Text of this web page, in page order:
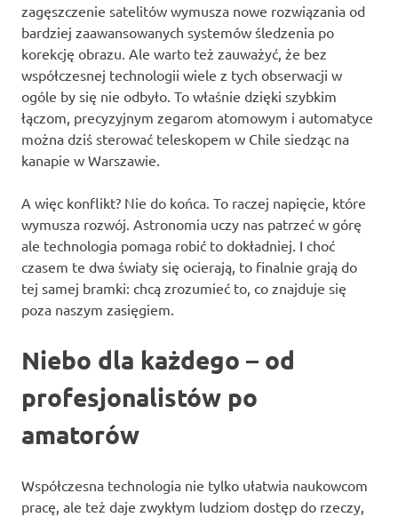
zagęszczenie satelitów wymusza nowe rozwiązania od
bardziej zaawansowanych systemów śledzenia po
korekcję obrazu. Ale warto też zauważyć, że bez
współczesnej technologii wiele z tych obserwacji w
ogóle by się nie odbyło. To właśnie dzięki szybkim
łączom, precyzyjnym zegarom atomowym i automatyce
można dziś sterować teleskopem w Chile siedząc na
kanapie w Warszawie.
A więc konflikt? Nie do końca. To raczej napięcie, które
wymusza rozwój. Astronomia uczy nas patrzeć w górę
ale technologia pomaga robić to dokładniej. I choć
czasem te dwa światy się ocierają, to finalnie grają do
tej samej bramki: chcą zrozumieć to, co znajduje się
poza naszym zasięgiem.
Niebo dla każdego – od
profesjonalistów po
amatorów
Współczesna technologia nie tylko ułatwia naukowcom
pracę, ale też daje zwykłym ludziom dostęp do rzeczy,